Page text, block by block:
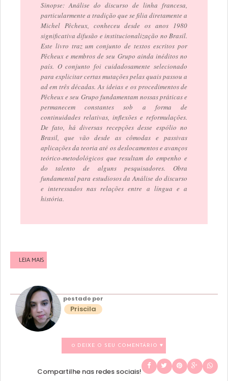
Sinopse: Análise do discurso de linha francesa,
particularmente a tradição que se filia diretamente a
Michel Pêcheux, conheceu desde os anos 1980
significativa difusão e institucionalização no Brasil.
Este livro traz um conjunto de textos escritos por
Pêcheux e membros de seu Grupo ainda inéditos no
país. O conjunto foi cuidadosamente selecionado
para explicitar certas mutações pelas quais passou a
ad em três décadas. As ideias e os procedimentos de
Pêcheux e seu Grupo fundamentam nossas práticas e
permanecem constantes sob a forma de
continuidades relativas, inflexões e reformulações.
De fato, há diversas recepções desse espólio no
Brasil, que vão desde as cômodas e passivas
aplicações da teoria até os deslocamentos e avanços
teórico-metodológicos que resultam do empenho e
do talento de alguns pesquisadores. Obra
fundamental para estudiosos da Análise do discurso
e interessados nas relações entre a língua e a
história.
LEIA MAIS
postado por
Priscila
0 DEIXE O SEU COMENTÁRIO ♥
Compartilhe nas redes sociais!